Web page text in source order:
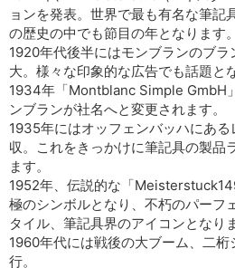
ョンを発表。世界で最も有名な筆記
の歴史の中でも節目の年となります。
1920年代後半にはモンブランのブ
大。様々な印象的な広告でも話題と
1934年「Montblanc Simple GmbH
ンブランが社名へと変更されます。
1935年にはオッフェンバッハにあ
収。これをきっかけに筆記具の製品
ます。
1952年、伝説的な「
極のシンボルとなり、不朽のパーフ
タイル、筆記具界のアイコンとなり
1960年代には戦後の大ブーム、二
行。